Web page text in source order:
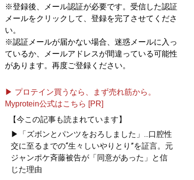
性国家”ニッポンの現在
※登録後、メール認証が必要です。受信した認証
メールをクリックして、登録を完了させてくださ
い。
※認証メールが届かない場合、迷惑メールに入っ
ているか、メールアドレスが間違っている可能性
があります。再度ご登録ください。
▶ プロテイン買うなら、まず売れ筋から。
Myprotein公式はこちら [PR]
【今この記事も読まれています】
▶「ズボンとパンツをおろしました」...口腔性
交に至るまでの“生々しいやりとり”を証言。元
ジャンポケ斉藤被告が「同意があった」と信
じた理由